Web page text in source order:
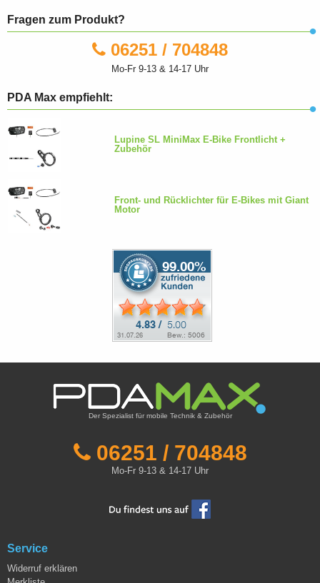
Fragen zum Produkt?
06251 / 704848
Mo-Fr 9-13 & 14-17 Uhr
PDA Max empfiehlt:
Lupine SL MiniMax E-Bike Frontlicht +
Zubehör
Front- und Rücklichter für E-Bikes mit Giant
Motor
Der Spezialist für mobile Technik & Zubehör
06251 / 704848
Mo-Fr 9-13 & 14-17 Uhr
Service
Widerruf erklären